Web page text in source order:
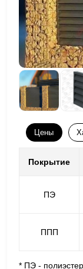
Цены
Покрытие
ПЭ
ППП
* ПЭ -